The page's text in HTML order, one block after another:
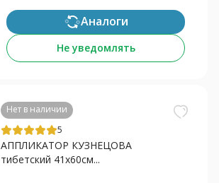
Аналоги
Не уведомлять
Нет в наличии
5
АППЛИКАТОР КУЗНЕЦОВА
тибетский 41х60см...